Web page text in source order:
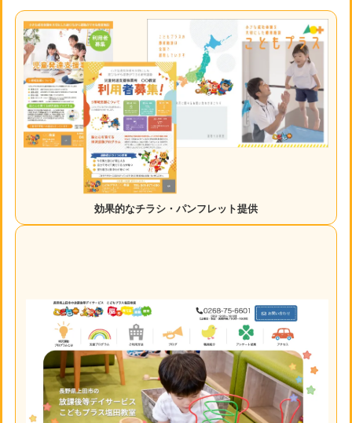
効果的なチラシ・パンフレット提供